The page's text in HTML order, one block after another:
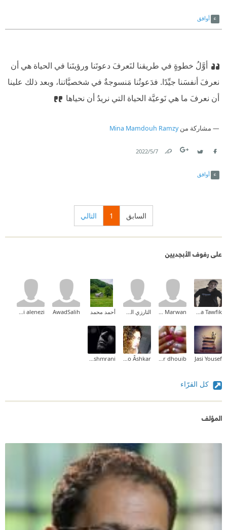
أوافق
أوَّلُ خطوةٍ في طريقنا لنَعرفَ دعوتَنا ورؤيتَنا في الحياة هي أن
نعرفَ أنفسَنا جيِّدًا. فدَعوتُنا مَنسوجةٌ في شخصيَّاتنا، وبعد ذلك علينا
أن نعرفَ ما هي نَوعيَّة الحياة التي نريدُ أن نحياها
مشاركة منMina Mamdouh Ramzy
7‏/5‏/2022
أوافق
السابق 1 التالي
على رفوف الأبجديين
Taha Tawfik
Bahaa Marwan التارزي الحكيم أحمد محمد AwadSalih
atoomi alenezi
Jasi Yousef
nour dhouib
Esoo Âshkar
Khalid Al-shmrani
كل القرّاء
المؤلف